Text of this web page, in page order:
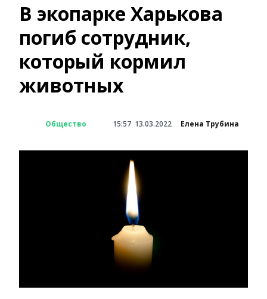
В экопарке Харькова
погиб сотрудник,
который кормил
животных
Общество 15:57 13.03.2022 Елена Трубина